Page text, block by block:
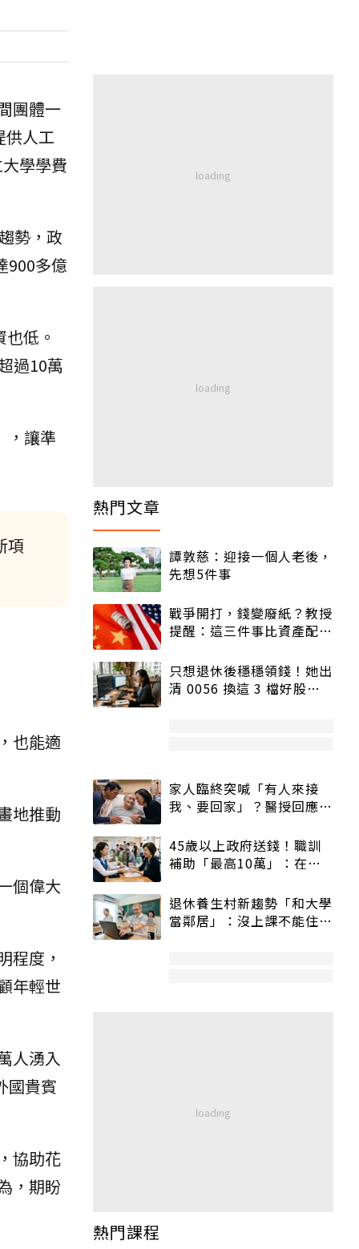
團體一
供人工
學學費
勢，政
900多億
低。
過10萬
，讓準
項
也能適
地推動
個偉大
程度，
年輕世
人湧入
國貴賓
協助花
，期盼
熱門文章
譚敦慈：迎接一個人老後，
先想5件事
戰爭開打，錢變廢紙？教授
提醒：這三件事比資產配置
只想退休後穩穩領錢！她出
清 0056 換這 3 檔好股：
家人臨終突喊「有人來接
我、要回家」？醫授回應方
45歲以上政府送錢！職訓
補助「最高10萬」：在
退休養生村新趨勢「和大學
當鄰居」：沒上課不能住、
熱門課程